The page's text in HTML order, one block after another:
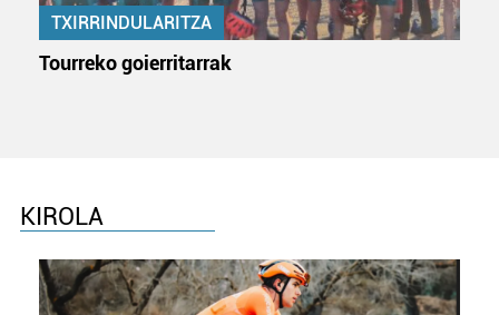
TXIRRINDULARITZA
Tourreko goierritarrak
KIROLA